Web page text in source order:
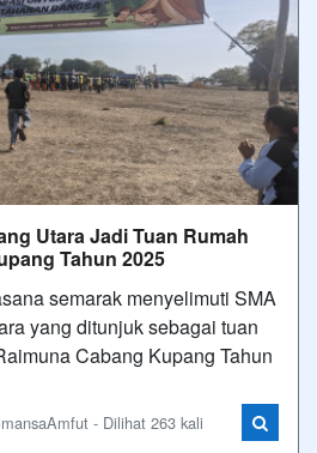
Utara Jadi Tuan Rumah
Tahun 2025
semarak menyelimuti SMA
yang ditunjuk sebagai tuan
Cabang Kupang Tahun
- Dilihat 263 kali